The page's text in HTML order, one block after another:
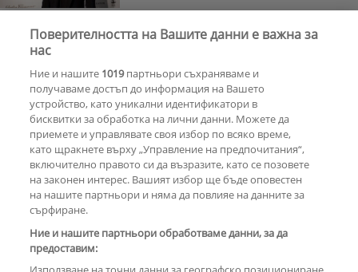
еволюция
РЕКЛАМА
КОМЕНТАРИ
Поверителността на Вашите данни е важна за
нас
Ние и нашите 1019партньори съхраняваме и
получаваме достъп до информация на Вашето
устройство, като уникални идентификатори в
бисквитки за обработка на лични данни. Можете да
приемете и управлявате своя избор по всяко време,
като щракнете върху „Управление на предпочитания“,
включително правото си да възразите, като се позовете
на законен интерес. Вашият избор ще бъде оповестен
на нашите партньори и няма да повлияе на данните за
сърфиране.
Ние и нашите партньори обработваме данни, за да
предоставим: